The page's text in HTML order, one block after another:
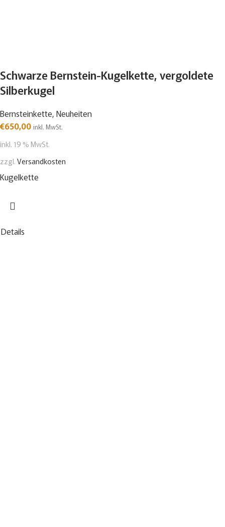
Schwarze Bernstein-Kugelkette, vergoldete
Silberkugel
Bernsteinkette, Neuheiten
€650,00 inkl. MwSt.
inkl. 19 % MwSt.
zzgl.Versandkosten
Kugelkette
Details